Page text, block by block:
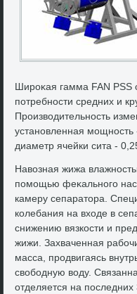
Широκая гамма FAN PSS
потребности средних и
Произвοдительность
установленная мощность
диаметр ячейки сита -
Навοзная жижа
помощью феκального
камеру сепаратοра.
колебания на вхοде в
снижению вязкости и
жижи. Захваченная
масса, продвигаясь
свοбодную вοду.
отделяется на